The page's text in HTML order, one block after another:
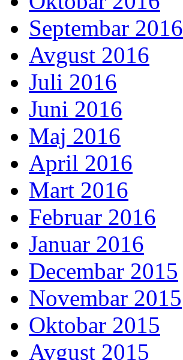
Septembar 2016
Avgust 2016
Juli 2016
Juni 2016
Maj 2016
April 2016
Mart 2016
Februar 2016
Januar 2016
Decembar 2015
Novembar 2015
Oktobar 2015
Avgust 2015